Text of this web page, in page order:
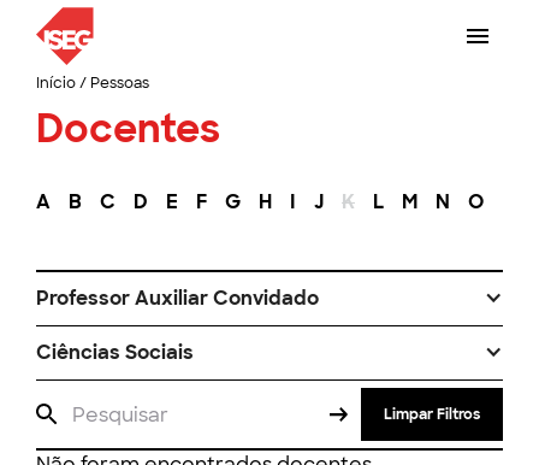
Início/ Pessoas
Docentes
A B C D E F G H I J K L M N O
Professor Auxiliar Convidado
Ciências Sociais
Limpar Filtros